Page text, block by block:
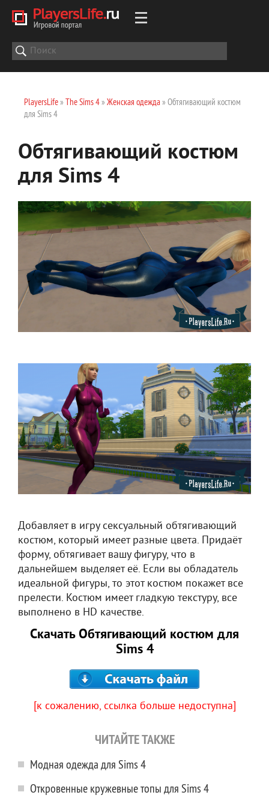
PlayersLife» The Sims 4» Женская одежда» Обтягивающий костюм
для Sims 4
Обтягивающий костюм
для Sims 4
Добавляет в игру сексуальный обтягивающий
костюм, который имеет разные цвета. Придаёт
форму, обтягивает вашу фигуру, что в
дальнейшем выделяет её. Если вы обладатель
идеальной фигуры, то этот костюм покажет все
прелести. Костюм имеет гладкую текстуру, все
выполнено в HD качестве.
Скачать Обтягивающий костюм для
Sims 4
[к сожалению, ссылка больше недоступна]
ЧИТАЙТЕ ТАКЖЕ
Модная одежда для Sims 4
Откровенные кружевные топы для Sims 4